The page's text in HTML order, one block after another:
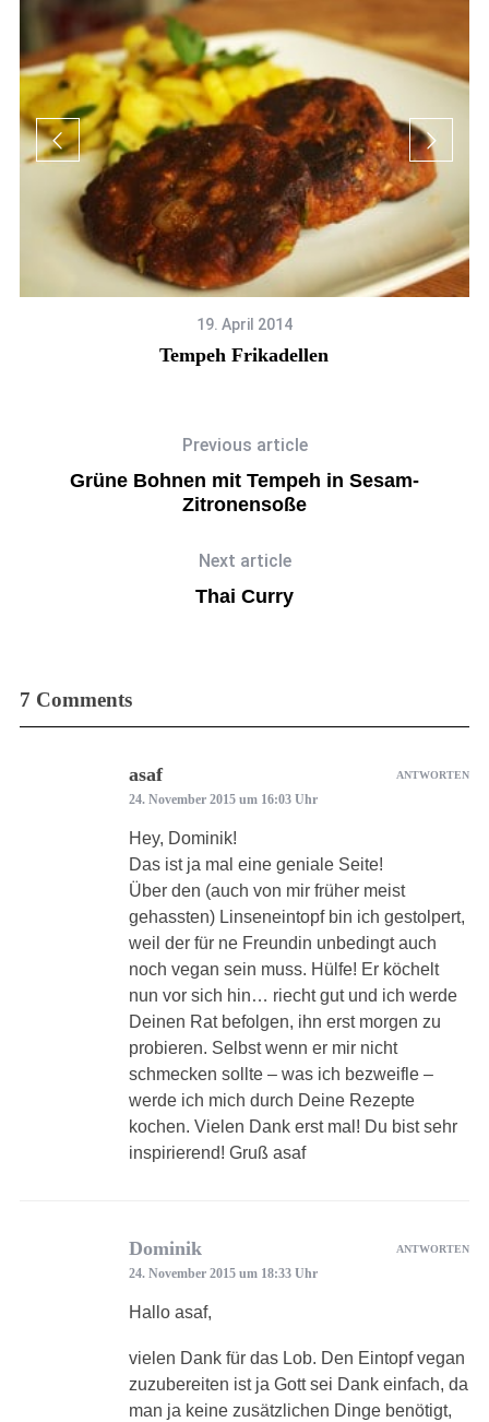
19. April 2014
Tempeh Frikadellen
Previous article
Grüne Bohnen mit Tempeh in Sesam-
Zitronensoße
Next article
Thai Curry
7 Comments
asaf
24. November 2015 um 16:03 Uhr
Hey, Dominik!
Das ist ja mal eine geniale Seite!
Über den (auch von mir früher meist
gehassten) Linseneintopf bin ich gestolpert,
weil der für ne Freundin unbedingt auch
noch vegan sein muss. Hülfe! Er köchelt
nun vor sich hin… riecht gut und ich werde
Deinen Rat befolgen, ihn erst morgen zu
probieren. Selbst wenn er mir nicht
schmecken sollte – was ich bezweifle –
werde ich mich durch Deine Rezepte
kochen. Vielen Dank erst mal! Du bist sehr
inspirierend! Gruß asaf
ANTWORTEN
Dominik
24. November 2015 um 18:33 Uhr
Hallo asaf,
vielen Dank für das Lob. Den Eintopf vegan
zuzubereiten ist ja Gott sei Dank einfach, da
man ja keine zusätzlichen Dinge benötigt,
ANTWORTEN